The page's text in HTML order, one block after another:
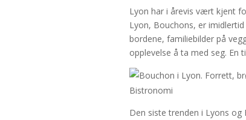
Lyon har i årevis vært kjent
Lyon, Bouchons, er
bordene, familiebilder på
opplevelse å ta med seg. En
Bistronomi
Den siste trenden i Lyons